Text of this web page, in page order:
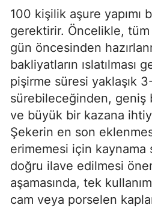
100 kişilik aşure yapımı
gerektirir. Öncelikle,
gün öncesinden
bakliyatların ıslatılması
pişirme süresi yaklaşık
sürebileceğinden, geniş
ve büyük bir kazana
Şekerin en son
erimemesi için kaynama
doğru ilave edilmesi
aşamasında, tek
cam veya porselen